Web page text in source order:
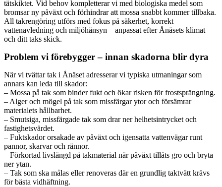
tätskiktet. Vid behov kompletterar vi med biologiska medel som
bromsar ny påväxt och förhindrar att mossa snabbt kommer tillbaka.
All takrengöring utförs med fokus på säkerhet, korrekt
vattenavledning och miljöhänsyn – anpassat efter Ånäsets klimat
och ditt taks skick.
Problem vi förebygger – innan skadorna blir dyra
När vi tvättar tak i Ånäset adresserar vi typiska utmaningar som
annars kan leda till skador:
– Mossa på tak som binder fukt och ökar risken för frostsprängning.
– Alger och mögel på tak som missfärgar ytor och försämrar
materialets hållbarhet.
– Smutsiga, missfärgade tak som drar ner helhetsintrycket och
fastighetsvärdet.
– Fuktskador orsakade av påväxt och igensatta vattenvägar runt
pannor, skarvar och rännor.
– Förkortad livslängd på takmaterial när påväxt tillåts gro och bryta
ner ytan.
– Tak som ska målas eller renoveras där en grundlig taktvätt krävs
för bästa vidhäftning.